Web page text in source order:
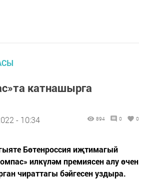
катнашырга
- 10:34 894 0 0
Бөтенроссия иҗтимагый
илкүләм премиясен алу өчен
чираттагы бәйгесен уздыра.